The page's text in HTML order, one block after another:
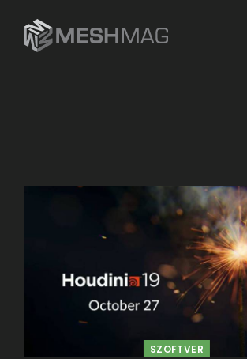
SZOFTVER